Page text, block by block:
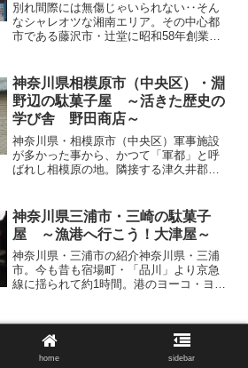
別れ間際には無傷じゃいられない‥そん
なシャレオツな湘南エリア。その中心都
市である藤沢市・辻堂に昭和58年創業の
読のほどよろしくメカドックです
神奈川県相模原市（中央区）・淵
野辺の駄菓子屋 ～活きた歴史の
学び舎 野田商店～
神奈川県・相模原市（中央区）軍事施設
が多かった事から、かつて「軍都」と呼
ばれし相模原の地。隣接する津久井郡
年）、「町田市とも一緒になっちゃいな
YO」という声を華麗にスル...
神奈川県三浦市・三崎の駄菓子
屋 ～漁港へ行こう！大津屋～
神奈川県・三浦市の紹介神奈川県・三浦
市。今も昔も宿場町・「品川」より京急
線に揺られて約1時間。港のヨーコ・ヨコ
名な三崎港や油壷・城ケ島等の自然豊か
な情景と歴史と人情が見...
神奈川県平塚市・東中原の駄菓子
屋 ～45年、奮闘の軌跡 伊藤商
home sidebar